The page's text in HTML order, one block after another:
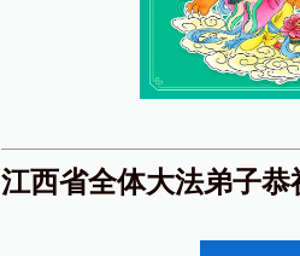
江西省全体大法弟子